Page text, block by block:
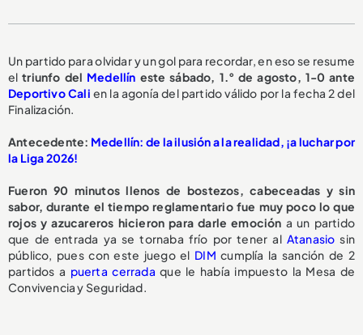
Un partido para olvidar y un gol para recordar, en eso se resume
eltriunfo del Medellín este sábado, 1.° de agosto, 1-0 ante
Deportivo Cali en la agonía del partido válido por la fecha 2 del
Finalización.
Antecedente: Medellín: de la ilusión a la realidad, ¡a luchar por
la Liga 2026!
Fueron 90 minutos llenos de bostezos, cabeceadas y sin
sabor, durante el tiempo reglamentario fue muy poco lo que
rojos y azucareros hicieron para darle emoción a un partido
que de entrada ya se tornaba frío por tener al Atanasiosin
público, pues con este juego el DIMcumplía la sanción de 2
partidos a puerta cerrada que le había impuesto la Mesa de
Convivencia y Seguridad.